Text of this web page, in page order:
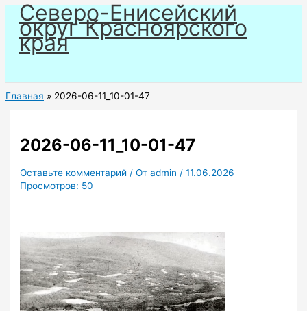
Перейти
содержимому
Северо-Енисейский
округ Красноярского
края
Главная 2026-06-11_10-01-47
2026-06-11_10-01-47
Оставьте комментарий / Отadmin /11.06.2026
Просмотров: 50